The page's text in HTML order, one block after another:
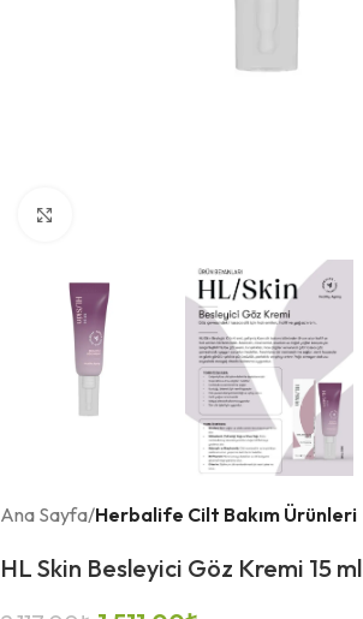
Ana Sayfa Herbalife Cilt Bakım Ürünleri
HL Skin Besleyici Göz Kremi 15 ml